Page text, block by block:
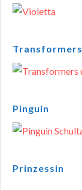
Transformers
Pinguin
Prinzessin